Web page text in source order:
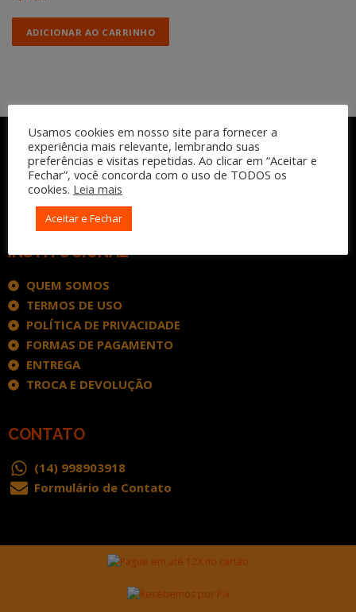
ADICIONAR AO CARRINHO
INSTITUCIONAL
QUEM SOMOS
TERMOS DE USO
POLÍTICA DE PRIVACIDADE
FORMAS DE PAGAMENTO
ENTREGA
TROCA E DEVOLUÇÃO
CONTATO
(14) 998903918
Formulário de Contato
Usamos cookies em nosso site para fornecer a
experiência mais relevante, lembrando suas
preferências e visitas repetidas. Ao clicar em “Aceitar e
Fechar”, você concorda com o uso de TODOS os
cookies. Leia mais
Aceitar e Fechar